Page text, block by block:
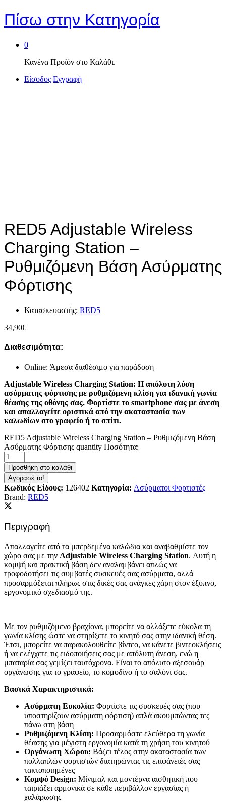
Πίσω στην Κατηγορία
0
Κανένα Προϊόν στο Καλάθι.
Είσοδος Εγγραφή
RED5 Adjustable Wireless
Charging Station –
Ρυθμιζόμενη Βάση Ασύρματης
Φόρτισης
Κατασκευαστής: RED5
34,90€
Διαθεσιμότητα:
Online: Άμεσα διαθέσιμο για παράδοση
Adjustable Wireless Charging Station: Η απόλυτη λύση
ασύρματης φόρτισης με ρυθμιζόμενη κλίση για ιδανική γωνία
θέασης της οθόνης σας. Φορτίστε το smartphone σας με άνεση
και απαλλαγείτε οριστικά από την ακαταστασία των
καλωδίων στο γραφείο ή το σπίτι.
RED5 Adjustable Wireless Charging Station – Ρυθμιζόμενη Βάση
Ασύρματης Φόρτισης quantity Ποσότητα:
Προσθήκη στο καλάθι
Αγορασέ το!
Κωδικός Είδους: 126402 Κατηγορία: Aσύρματοι Φορτιστές
Brand: RED5
Περιγραφή
Απαλλαγείτε από τα μπερδεμένα καλώδια και αναβαθμίστε τον
χώρο σας με την Adjustable Wireless Charging Station. Αυτή η
κομψή και πρακτική βάση δεν αναλαμβάνει απλώς να
τροφοδοτήσει τις συμβατές συσκευές σας ασύρματα, αλλά
προσαρμόζεται πλήρως στις δικές σας ανάγκες χάρη στον έξυπνο,
εργονομικό σχεδιασμό της.
Με τον ρυθμιζόμενο βραχίονα, μπορείτε να αλλάξετε εύκολα τη
γωνία κλίσης ώστε να στηρίξετε το κινητό σας στην ιδανική θέση.
Έτσι, μπορείτε να παρακολουθείτε βίντεο, να κάνετε βιντεοκλήσεις
ή να ελέγχετε τις ειδοποιήσεις σας με απόλυτη άνεση, ενώ η
μπαταρία σας γεμίζει ταυτόχρονα. Είναι το απόλυτο αξεσουάρ
οργάνωσης για το γραφείο, το κομοδίνο ή το σαλόνι σας.
Βασικά Χαρακτηριστικά:
Ασύρματη Ευκολία: Φορτίστε τις συσκευές σας (που
υποστηρίζουν ασύρματη φόρτιση) απλά ακουμπώντας τες
πάνω στη βάση
Ρυθμιζόμενη Κλίση: Προσαρμόστε ελεύθερα τη γωνία
θέασης για μέγιστη εργονομία κατά τη χρήση του κινητού
Οργάνωση Χώρου: Βάζει τέλος στην ακαταστασία των
πολλαπλών φορτιστών διατηρώντας τις επιφάνειές σας
τακτοποιημένες
Κομψό Design: Μίνιμαλ και μοντέρνα αισθητική που
ταιριάζει αρμονικά σε κάθε περιβάλλον εργασίας ή
χαλάρωσης